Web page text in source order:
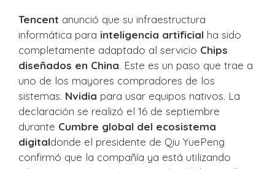
Tencent anunció que su infraestructura
informática para inteligencia artificial ha sido
completamente adaptado al servicio Chips
diseñados en China. Este es un paso que trae a
uno de los mayores compradores de los
sistemas. Nvidia para usar equipos nativos. La
declaración se realizó el 16 de septiembre
durante Cumbre global del ecosistema
digitaldonde el presidente de Qiu YuePeng
confirmó que la compañía ya está utilizando